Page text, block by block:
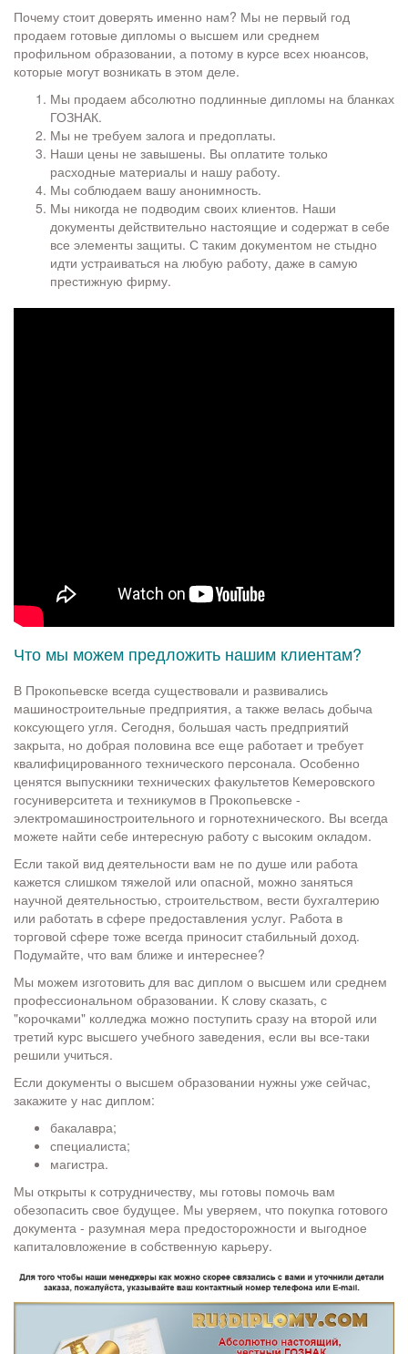
Почему стоит доверять именно нам? Мы не первый год
продаем готовые дипломы о высшем или среднем
профильном образовании, а потому в курсе всех нюансов,
которые могут возникать в этом деле.
Мы продаем абсолютно подлинные дипломы на бланках
ГОЗНАК.
Мы не требуем залога и предоплаты.
Наши цены не завышены. Вы оплатите только
расходные материалы и нашу работу.
Мы соблюдаем вашу анонимность.
Мы никогда не подводим своих клиентов. Наши
документы действительно настоящие и содержат в себе
все элементы защиты. С таким документом не стыдно
идти устраиваться на любую работу, даже в самую
престижную фирму.
Что мы можем предложить нашим клиентам?
В Прокопьевске всегда существовали и развивались
машиностроительные предприятия, а также велась добыча
коксующего угля. Сегодня, большая часть предприятий
закрыта, но добрая половина все еще работает и требует
квалифицированного технического персонала. Особенно
ценятся выпускники технических факультетов Кемеровского
госуниверситета и техникумов в Прокопьевске -
электромашиностроительного и горнотехнического. Вы всегда
можете найти себе интересную работу с высоким окладом.
Если такой вид деятельности вам не по душе или работа
кажется слишком тяжелой или опасной, можно заняться
научной деятельностью, строительством, вести бухгалтерию
или работать в сфере предоставления услуг. Работа в
торговой сфере тоже всегда приносит стабильный доход.
Подумайте, что вам ближе и интереснее?
Мы можем изготовить для вас диплом о высшем или среднем
профессиональном образовании. К слову сказать, с
"корочками" колледжа можно поступить сразу на второй или
третий курс высшего учебного заведения, если вы все-таки
решили учиться.
Если документы о высшем образовании нужны уже сейчас,
закажите у нас диплом:
бакалавра;
специалиста;
магистра.
Мы открыты к сотрудничеству, мы готовы помочь вам
обезопасить свое будущее. Мы уверяем, что покупка готового
документа - разумная мера предосторожности и выгодное
капиталовложение в собственную карьеру.